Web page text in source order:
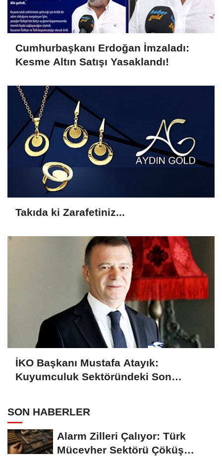
Cumhurbaşkanı Erdoğan İmzaladı:
Kesme Altın Satışı Yasaklandı!
Takıda ki Zarafetiniz...
İKO Başkanı Mustafa Atayık:
Kuyumculuk Sektöründeki Son
SON HABERLER
Alarm Zilleri Çalıyor: Türk
Mücevher Sektörü Çöküş